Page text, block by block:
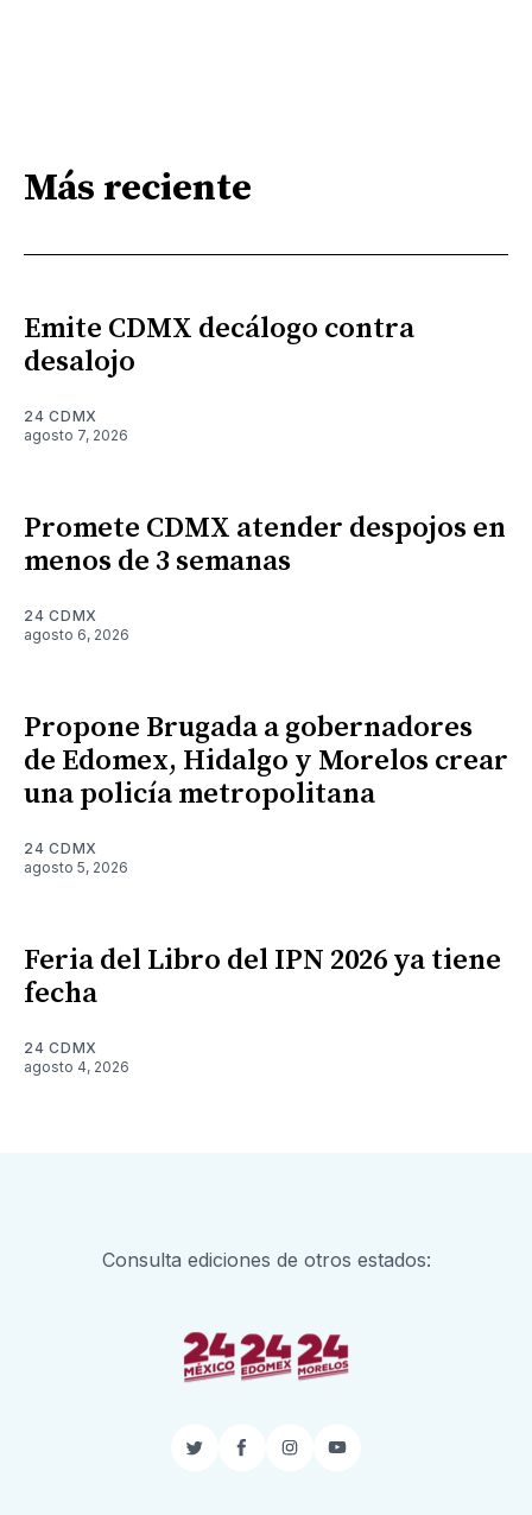
Más reciente
Emite CDMX decálogo contra
desalojo
24 CDMX
agosto 7, 2026
Promete CDMX atender despojos en
menos de 3 semanas
24 CDMX
agosto 6, 2026
Propone Brugada a gobernadores
de Edomex, Hidalgo y Morelos crear
una policía metropolitana
24 CDMX
agosto 5, 2026
Feria del Libro del IPN 2026 ya tiene
fecha
24 CDMX
agosto 4, 2026
Consulta ediciones de otros estados:
TwitterFacebook
InstagramYouTube